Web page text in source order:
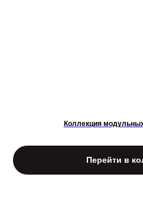
Коллекция
Перейти в